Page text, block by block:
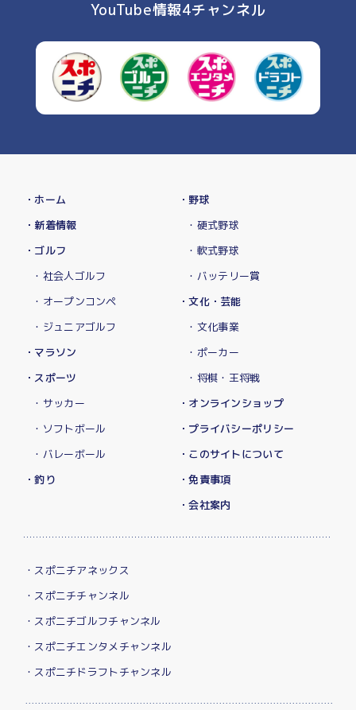
YouTube情報4チャンネル
・ホーム
・新着情報
・ゴルフ
・社会人ゴルフ
・オープンコンペ
・ジュニアゴルフ
・マラソン
・スポーツ
・サッカー
・ソフトボール
・バレーボール
・釣り
・野球
・硬式野球
・軟式野球
・バッテリー賞
・文化・芸能
・文化事業
・ポーカー
・将棋・王将戦
・オンラインショップ
・プライバシーポリシー
・このサイトについて
・免責事項
・会社案内
・スポニチアネックス
・スポニチチャンネル
・スポニチゴルフチャンネル
・スポニチエンタメチャンネル
・スポニチドラフトチャンネル